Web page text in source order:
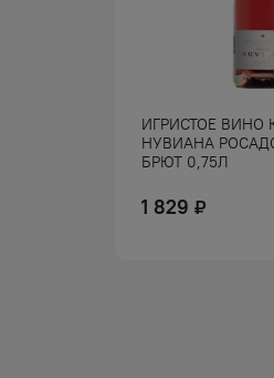
ИГРИСТОЕ ВИНО
НУВИАНА
БРЮТ 0,75Л
1 829 ₽